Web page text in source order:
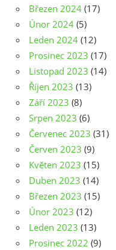
Březen 2024 (17)
Únor 2024 (5)
Leden 2024 (12)
Prosinec 2023 (17)
Listopad 2023 (14)
Říjen 2023 (13)
Září 2023 (8)
Srpen 2023 (6)
Červenec 2023 (31)
Červen 2023 (9)
Květen 2023 (15)
Duben 2023 (14)
Březen 2023 (15)
Únor 2023 (12)
Leden 2023 (13)
Prosinec 2022 (9)